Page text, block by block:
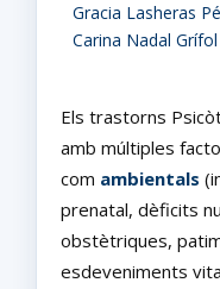
Gracia Lasheras
Carina Nadal Grífol
Els trastorns
amb múltiples
com ambientals
prenatal, dèficits
obstètriques,
esdeveniments